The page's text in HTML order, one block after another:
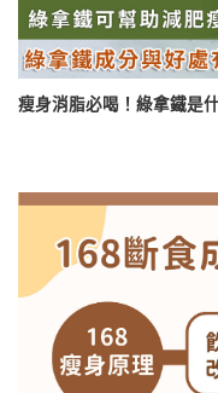
瘦身消脂必喝！綠拿鐵是